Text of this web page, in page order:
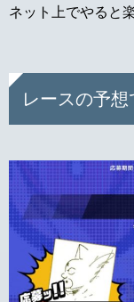
ネット上でやると
レースの予